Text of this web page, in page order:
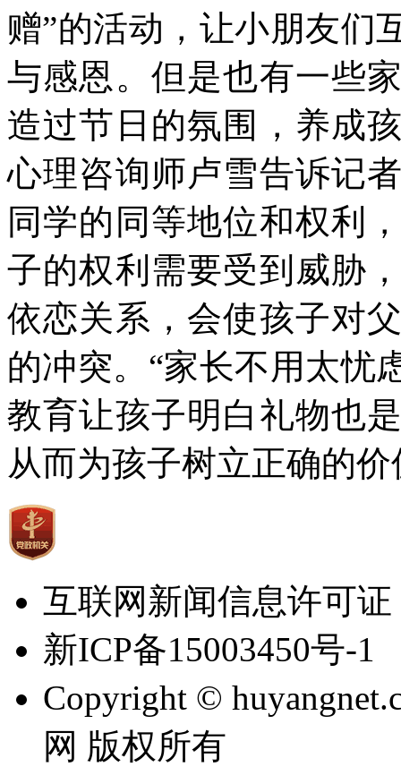
赠”的活动，让小朋友们
与感恩。但是也有一些
造过节日的氛围，养成
心理咨询师卢雪告诉记
同学的同等地位和权利
子的权利需要受到威胁
依恋关系，会使孩子对
的冲突。“家长不用太忧
教育让孩子明白礼物也
从而为孩子树立正确的价
互联网新闻信息许可证
新ICP备15003450号-1
Copyright ©
网 版权所有